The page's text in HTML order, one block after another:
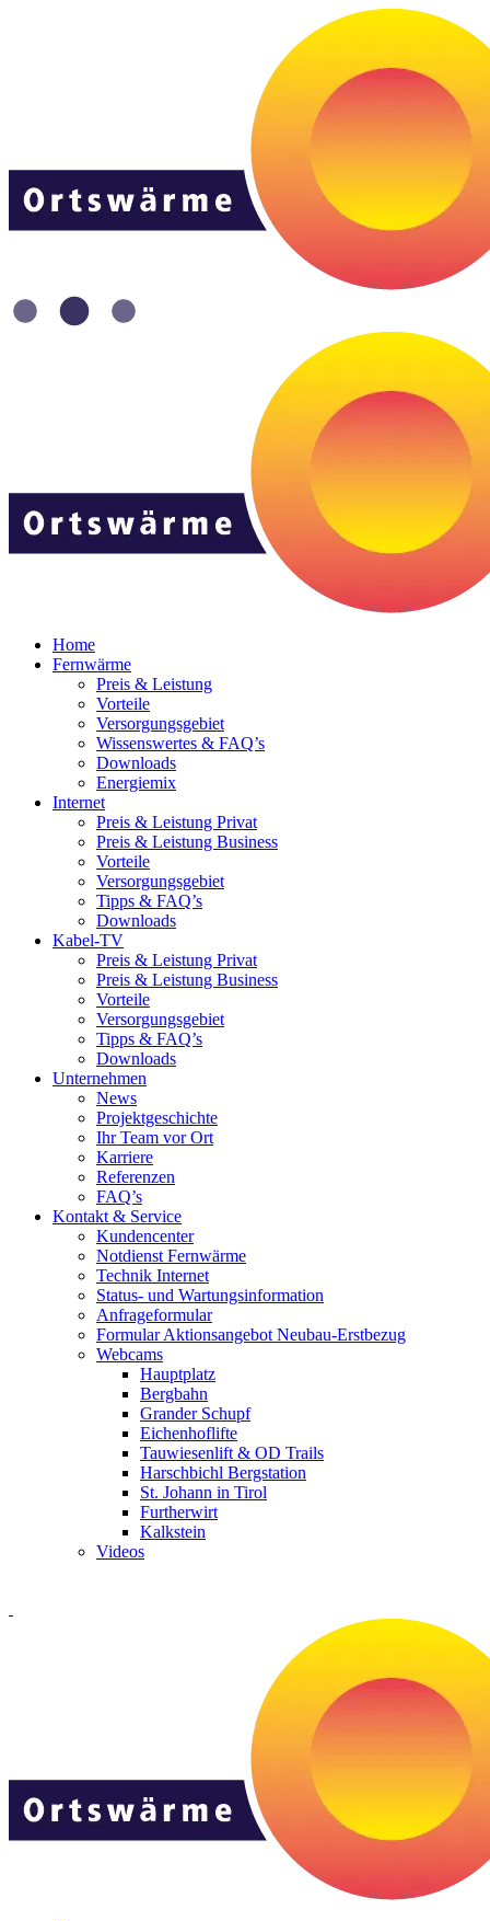
Home
Fernwärme
Preis & Leistung
Vorteile
Versorgungsgebiet
Wissenswertes & FAQ’s
Downloads
Energiemix
Internet
Preis & Leistung Privat
Preis & Leistung Business
Vorteile
Versorgungsgebiet
Tipps & FAQ’s
Downloads
Kabel-TV
Preis & Leistung Privat
Preis & Leistung Business
Vorteile
Versorgungsgebiet
Tipps & FAQ’s
Downloads
Unternehmen
News
Projektgeschichte
Ihr Team vor Ort
Karriere
Referenzen
FAQ’s
Kontakt & Service
Kundencenter
Notdienst Fernwärme
Technik Internet
Status- und Wartungsinformation
Anfrageformular
Formular Aktionsangebot Neubau-Erstbezug
Webcams
Hauptplatz
Bergbahn
Grander Schupf
Eichenhoflifte
Tauwiesenlift & OD Trails
Harschbichl Bergstation
St. Johann in Tirol
Furtherwirt
Kalkstein
Videos